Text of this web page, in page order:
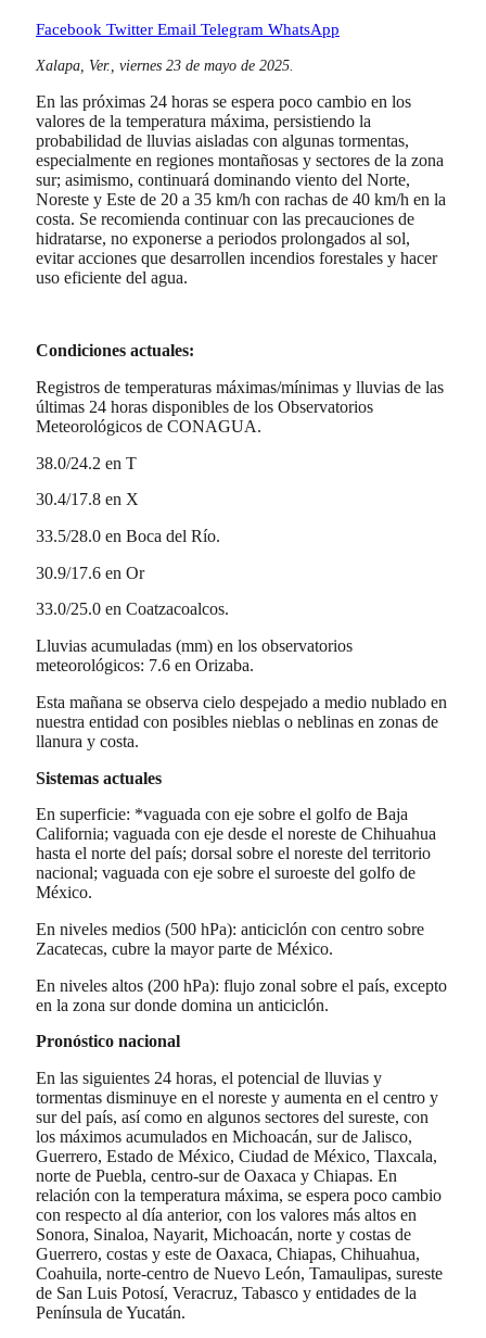
Facebook Twitter Email Telegram WhatsApp
Xalapa, Ver., viernes 23 de mayo de 2025.
En las próximas 24 horas se espera poco cambio en los
valores de la temperatura máxima, persistiendo la
probabilidad de lluvias aisladas con algunas tormentas,
especialmente en regiones montañosas y sectores de la zona
sur; asimismo, continuará dominando viento del Norte,
Noreste y Este de 20 a 35 km/h con rachas de 40 km/h en la
costa. Se recomienda continuar con las precauciones de
hidratarse, no exponerse a periodos prolongados al sol,
evitar acciones que desarrollen incendios forestales y hacer
uso eficiente del agua.
Condiciones actuales:
Registros de temperaturas máximas/mínimas y lluvias de las
últimas 24 horas disponibles de los Observatorios
Meteorológicos de CONAGUA.
38.0/24.2 en T
30.4/17.8 en X
33.5/28.0 en Boca del Río.
30.9/17.6 en Or
33.0/25.0 en Coatzacoalcos.
Lluvias acumuladas (mm) en los observatorios
meteorológicos: 7.6 en Orizaba.
Esta mañana se observa cielo despejado a medio nublado en
nuestra entidad con posibles nieblas o neblinas en zonas de
llanura y costa.
Sistemas actuales
En superficie: *vaguada con eje sobre el golfo de Baja
California; vaguada con eje desde el noreste de Chihuahua
hasta el norte del país; dorsal sobre el noreste del territorio
nacional; vaguada con eje sobre el suroeste del golfo de
México.
En niveles medios (500 hPa): anticiclón con centro sobre
Zacatecas, cubre la mayor parte de México.
En niveles altos (200 hPa): flujo zonal sobre el país, excepto
en la zona sur donde domina un anticiclón.
Pronóstico nacional
En las siguientes 24 horas, el potencial de lluvias y
tormentas disminuye en el noreste y aumenta en el centro y
sur del país, así como en algunos sectores del sureste, con
los máximos acumulados en Michoacán, sur de Jalisco,
Guerrero, Estado de México, Ciudad de México, Tlaxcala,
norte de Puebla, centro-sur de Oaxaca y Chiapas. En
relación con la temperatura máxima, se espera poco cambio
con respecto al día anterior, con los valores más altos en
Sonora, Sinaloa, Nayarit, Michoacán, norte y costas de
Guerrero, costas y este de Oaxaca, Chiapas, Chihuahua,
Coahuila, norte-centro de Nuevo León, Tamaulipas, sureste
de San Luis Potosí, Veracruz, Tabasco y entidades de la
Península de Yucatán.